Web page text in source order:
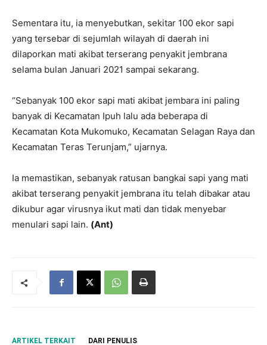
Sementara itu, ia menyebutkan, sekitar 100 ekor sapi
yang tersebar di sejumlah wilayah di daerah ini
dilaporkan mati akibat terserang penyakit jembrana
selama bulan Januari 2021 sampai sekarang.
“Sebanyak 100 ekor sapi mati akibat jembara ini paling
banyak di Kecamatan Ipuh lalu ada beberapa di
Kecamatan Kota Mukomuko, Kecamatan Selagan Raya dan
Kecamatan Teras Terunjam,” ujarnya.
Ia memastikan, sebanyak ratusan bangkai sapi yang mati
akibat terserang penyakit jembrana itu telah dibakar atau
dikubur agar virusnya ikut mati dan tidak menyebar
menulari sapi lain. (Ant)
ARTIKEL TERKAIT DARI PENULIS